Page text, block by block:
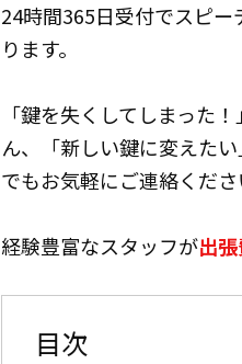
24時間365日受付でスピ
ります。
「鍵を失くしてしまった
ん、「新しい鍵に変えた
でもお気軽にご連絡くださ
経験豊富なスタッフが出
目次